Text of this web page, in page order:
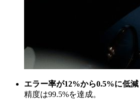
エラー率が12%から0.5%に低減
精度は99.5%を達成。